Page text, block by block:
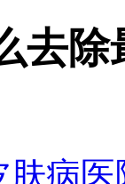
去
肤病医